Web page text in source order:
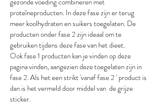
proteïneproducten. In deze fase zijn er terug
meer koolhydraten en suikers toegelaten. De
producten onder fase 2 zijn ideaal om te
gebruiken tijdens deze fase van het dieet.
Ook fase 1 producten kan je vinden op deze
pagina vinden, aangezien deze toegelaten zijn in
fase 2. Als het een strikt 'vanaf fase 2 ' product is
dan is het vermeld door middel van de grijze
sticker.